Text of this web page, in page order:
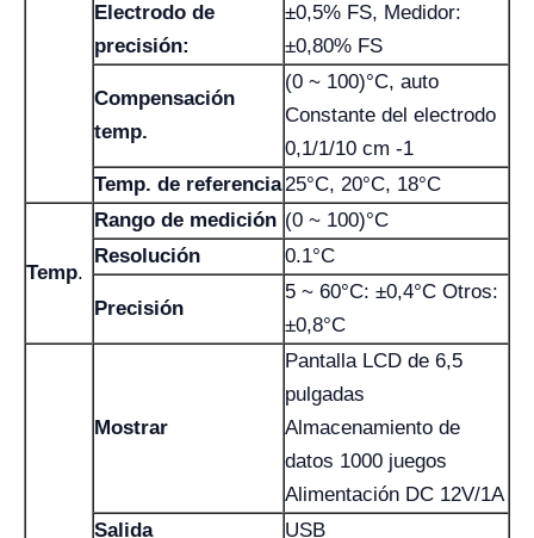
Electrodo de
precisión:
±0,5% FS, Medidor:
±0,80% FS
Compensación
temp.
(0 ~ 100)°C, auto
Constante del electrodo
0,1/1/10 cm -1
Temp. de referencia25°C, 20°C, 18°C
Temp.
Rango de medición (0 ~ 100)°C
Resolución
0.1°C
Precisión
5 ~ 60°C: ±0,4°C Otros:
±0,8°C
Mostrar
Pantalla LCD de 6,5
pulgadas
Almacenamiento de
datos 1000 juegos
Alimentación DC 12V/1A
Salida
USB